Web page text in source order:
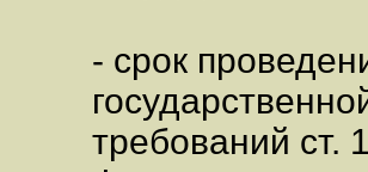
- срок
требований ст.